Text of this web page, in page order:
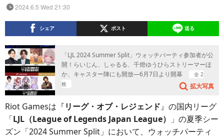
2024.6.5 Wed 21:30
シェア ポスト 送る
「LJL 2024 Summer Split」ウォッチパーティ参加者が公
開！らいじん、しゃるる、千燈ゆうひらストリーマーほ
か、キャスター陣にも開放―6月7日より開幕
全 2
枚
拡大写真
Riot Gamesは『リーグ・オブ・レジェンド』の国内リーグ
「LJL（League of Legends Japan League）
」の夏季シー
ズン「2024 Summer Split」において、ウォッチパーティ